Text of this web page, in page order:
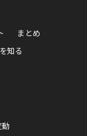
まとめ
知る
動